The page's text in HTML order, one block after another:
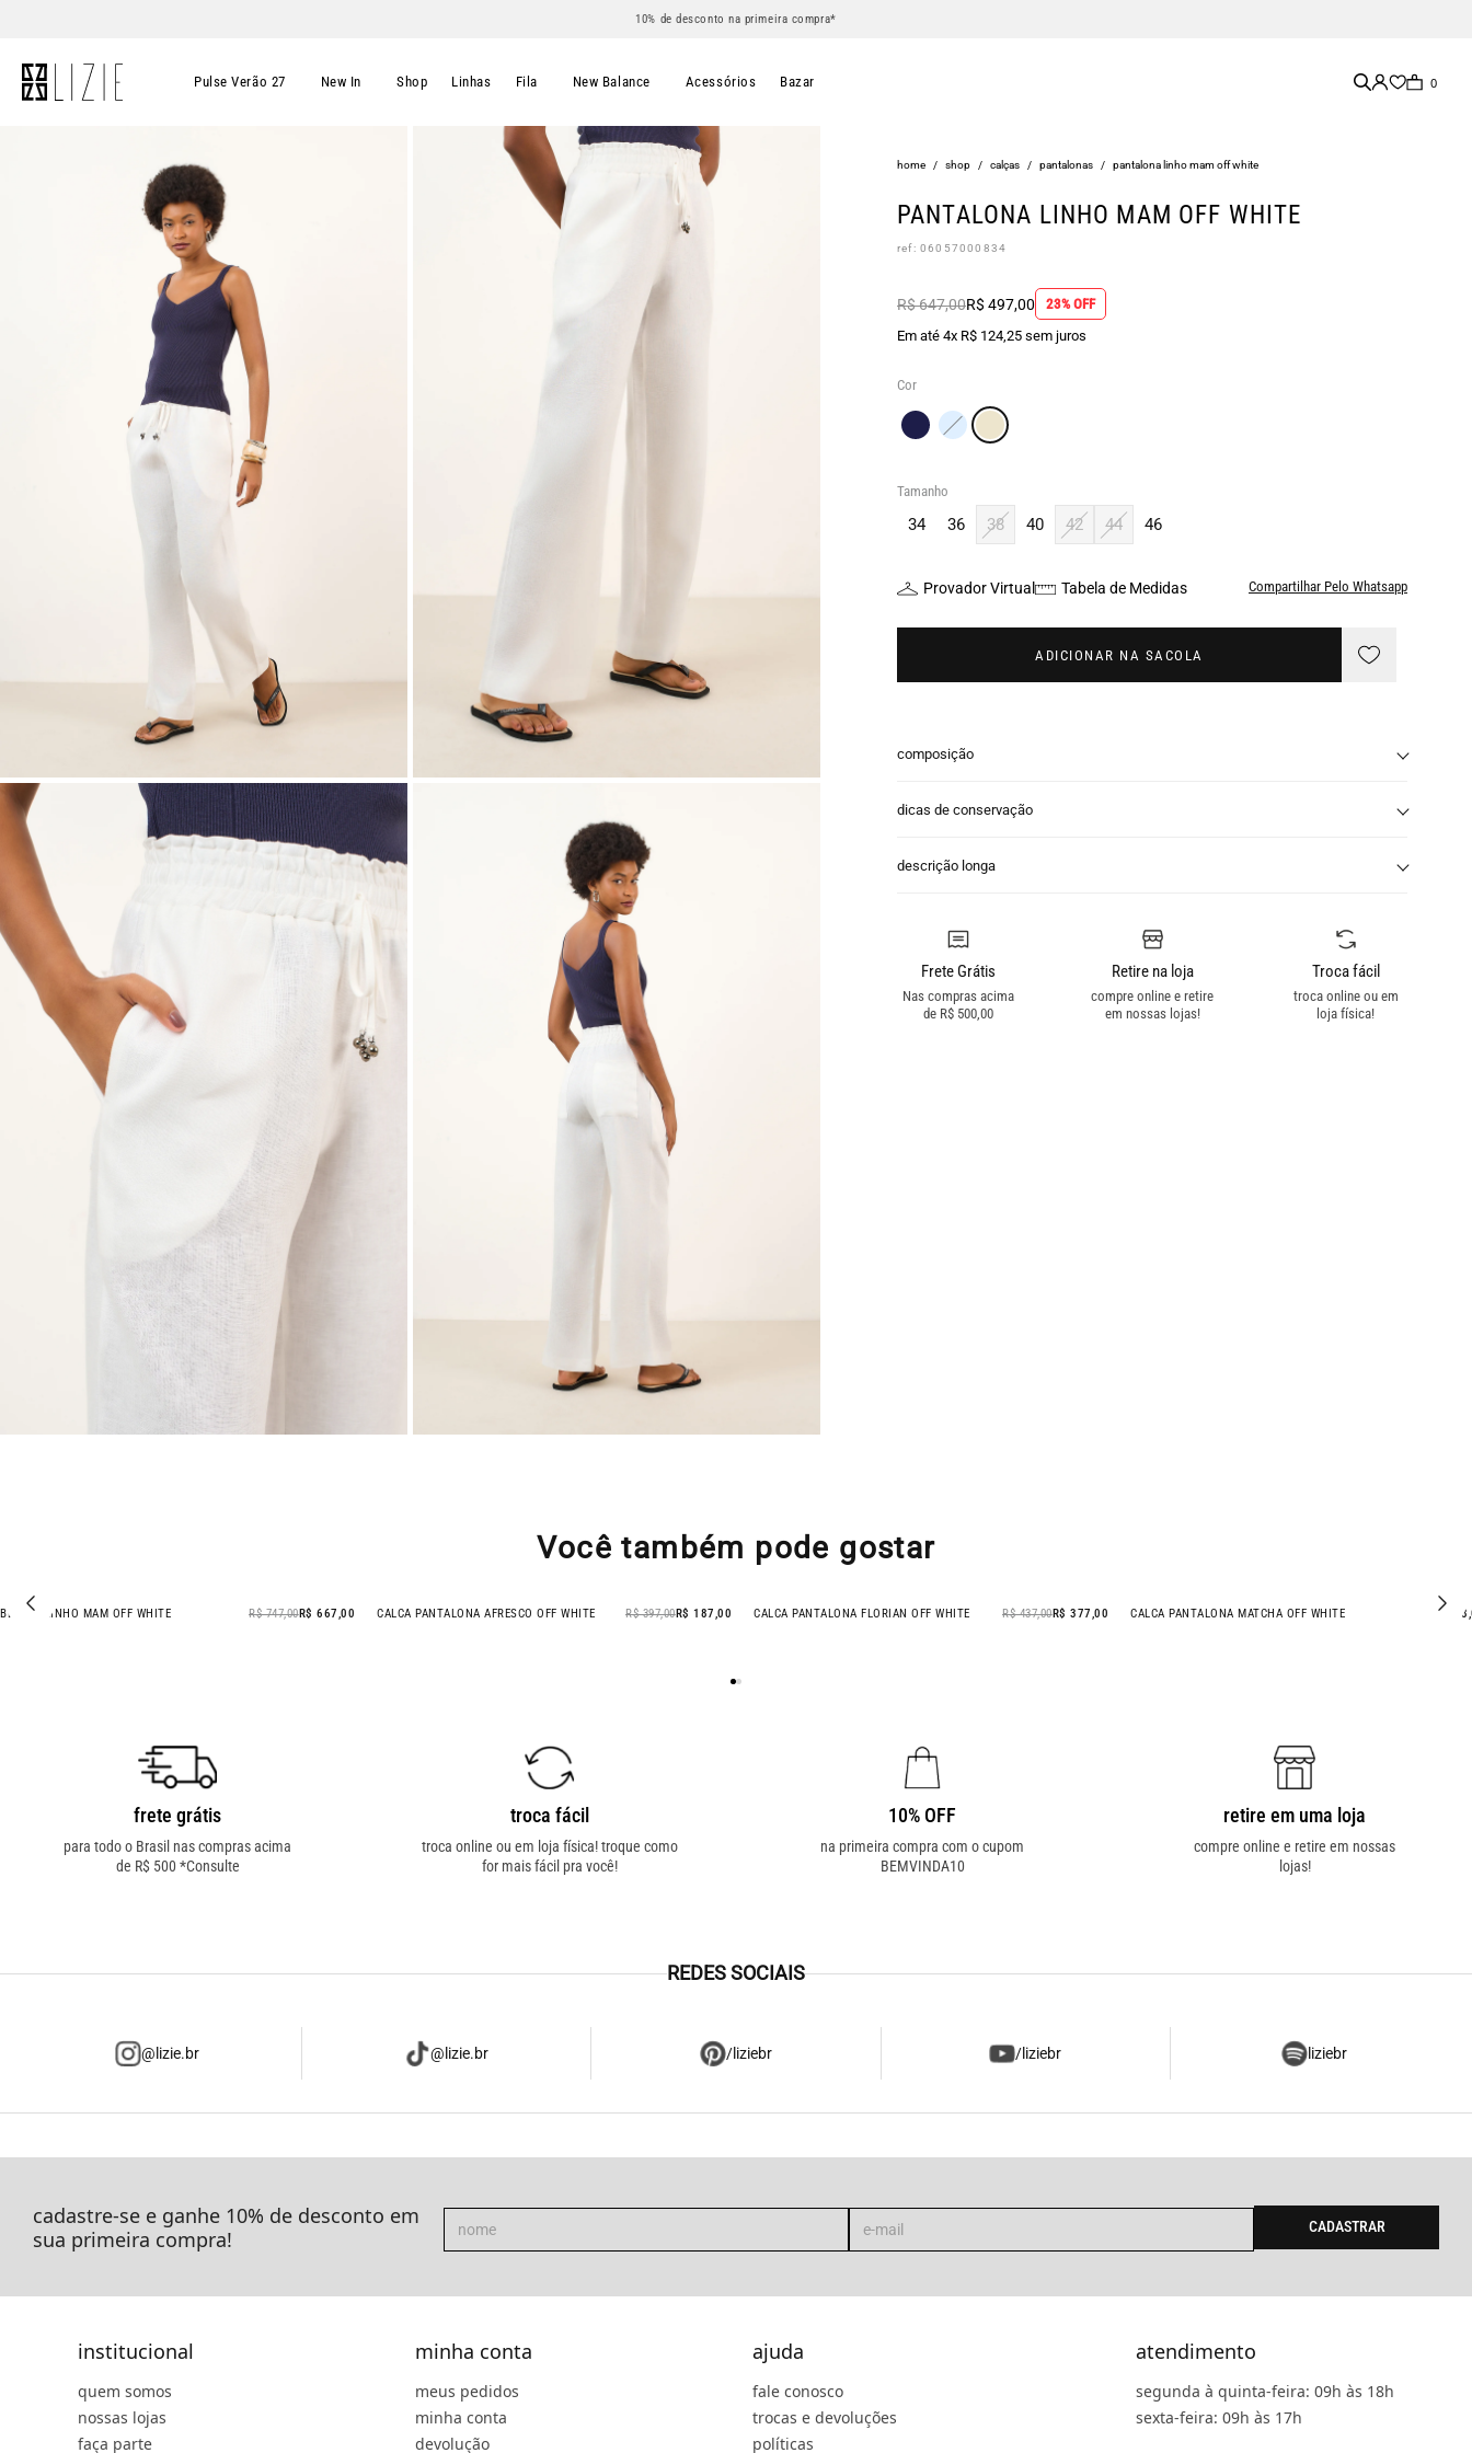
10% de desconto na primeira compra*
0
Pulse Verão 27 New In Shop Linhas Fila New Balance Acessórios Bazar
home / shop / calças / pantalonas / pantalona linho mam off white
PANTALONA LINHO MAM OFF WHITE
ref: 06057000834
R$ 647,00R$ 497,00
23% OFF
Em até 4x R$ 124,25 sem juros
Cor
Tamanho
34 36 38 40 42 44 46
Provador Virtual Tabela de Medidas Compartilhar Pelo Whatsapp
ADICIONAR NA SACOLA
composição
dicas de conservação
descrição longa
Frete Grátis
Nas compras acima
de R$ 500,00
Retire na loja
compre online e retire
em nossas lojas!
Troca fácil
troca online ou em
loja física!
Você também pode gostar
- 11% OFF
BLAZER LINHO MAM OFF WHITE R$ 747,00R$ 667,00 - 53% OFF
CALCA PANTALONA AFRESCO OFF WHITE R$ 397,00R$ 187,00 - 14% OFF
CALCA PANTALONA FLORIAN OFF WHITE R$ 437,00R$ 377,00 CALCA PANTALONA MATCHA OFF WHITE R$
frete grátis
para todo o Brasil nas compras acima
de R$ 500 *Consulte
troca fácil
troca online ou em loja física! troque como
for mais fácil pra você!
10% OFF
na primeira compra com o cupom
BEMVINDA10
retire em uma loja
compre online e retire em nossas
lojas!
REDES SOCIAIS
@lizie.br @lizie.br /liziebr /liziebr liziebr
cadastre-se e ganhe 10% de desconto em
sua primeira compra!
CADASTRAR
institucional
quem somos
nossas lojas
faça parte
minha conta
meus pedidos
minha conta
devolução
ajuda
fale conosco
trocas e devoluções
políticas
atendimento
segunda à quinta-feira: 09h às 18h
sexta-feira: 09h às 17h